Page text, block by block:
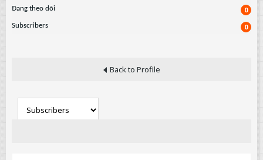
Ðang theo dõi 0
Subscribers 0
Back to Profile